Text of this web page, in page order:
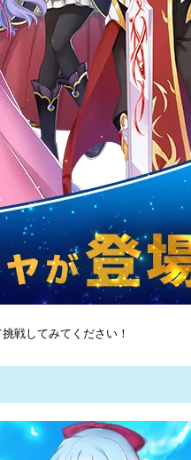
戦してみてください！